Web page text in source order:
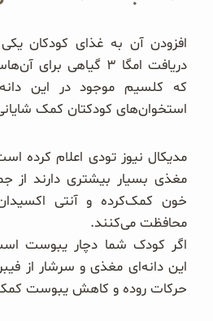
افزودن آن به غذای کودکان
دریافت امگا ۳ گیاهی
که کلسیم موجود در این
استخوان‌های کودکتان کمک
مدیکال نیوز تودی اعلام کرده
مغذی بسیار بیشتری دارند از
خون کمک‌کرده و آنتی
محافظت می‌کنند.
اگر کودک شما دچار یبوست
این دانه‌ای مغذی و سرشار از
حرکات روده و کاهش یبوست